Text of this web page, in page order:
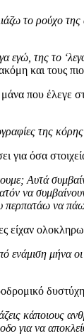
το ρούχο
της το
και τους
που έλεγε
της
όσα
Αυτά
να
να
μήνα
κάποιους
για να